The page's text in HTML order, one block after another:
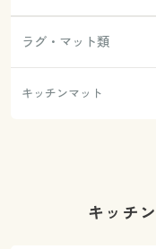
ラグ・マット類
キッチンマット
キッチ